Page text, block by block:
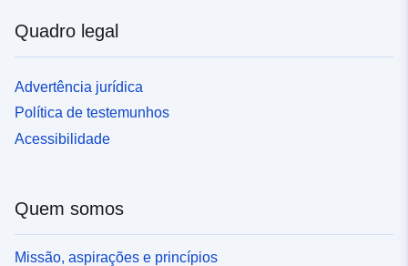
Quadro legal
Advertência jurídica
Política de testemunhos
Acessibilidade
Quem somos
Missão, aspirações e princípios